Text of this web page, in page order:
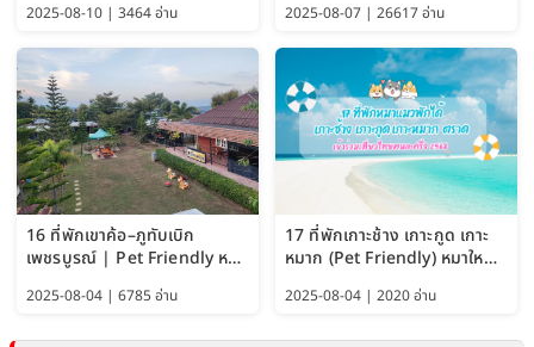
2025-08-10 | 3464 อ่าน
ได้
2025-08-07 | 26617 อ่าน
16 ที่พักเขาค้อ–ภูทับเบิก
เพชรบูรณ์ | Pet Friendly หมา
2025-08-04 | 6785 อ่าน
17 ที่พักเกาะช้าง เกาะกูด เกาะ
หมาก (Pet Friendly) หมาใหญ่
2025-08-04 | 2020 อ่าน